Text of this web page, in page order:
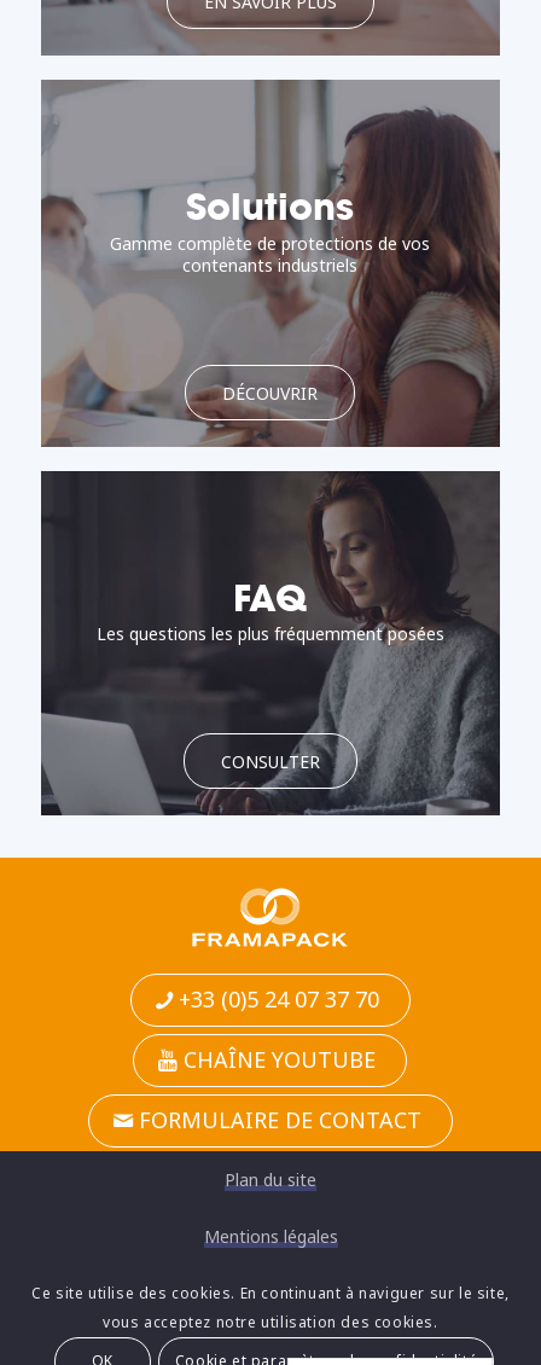
Solutions
Gamme complète de protections de vos
contenants industriels
DÉCOUVRIR
FAQ
Les questions les plus fréquemment posées
CONSULTER
+33 (0)5 24 07 37 70
CHAÎNE YOUTUBE
FORMULAIRE DE CONTACT
Plan du site
Mentions légales
Confidentialité
Framapack | Parc d’activites Jean Zay, Rue Haroun Tazieff,
Ce site utilise des cookies. En continuant à naviguer sur le site,
vous acceptez notre utilisation des cookies.